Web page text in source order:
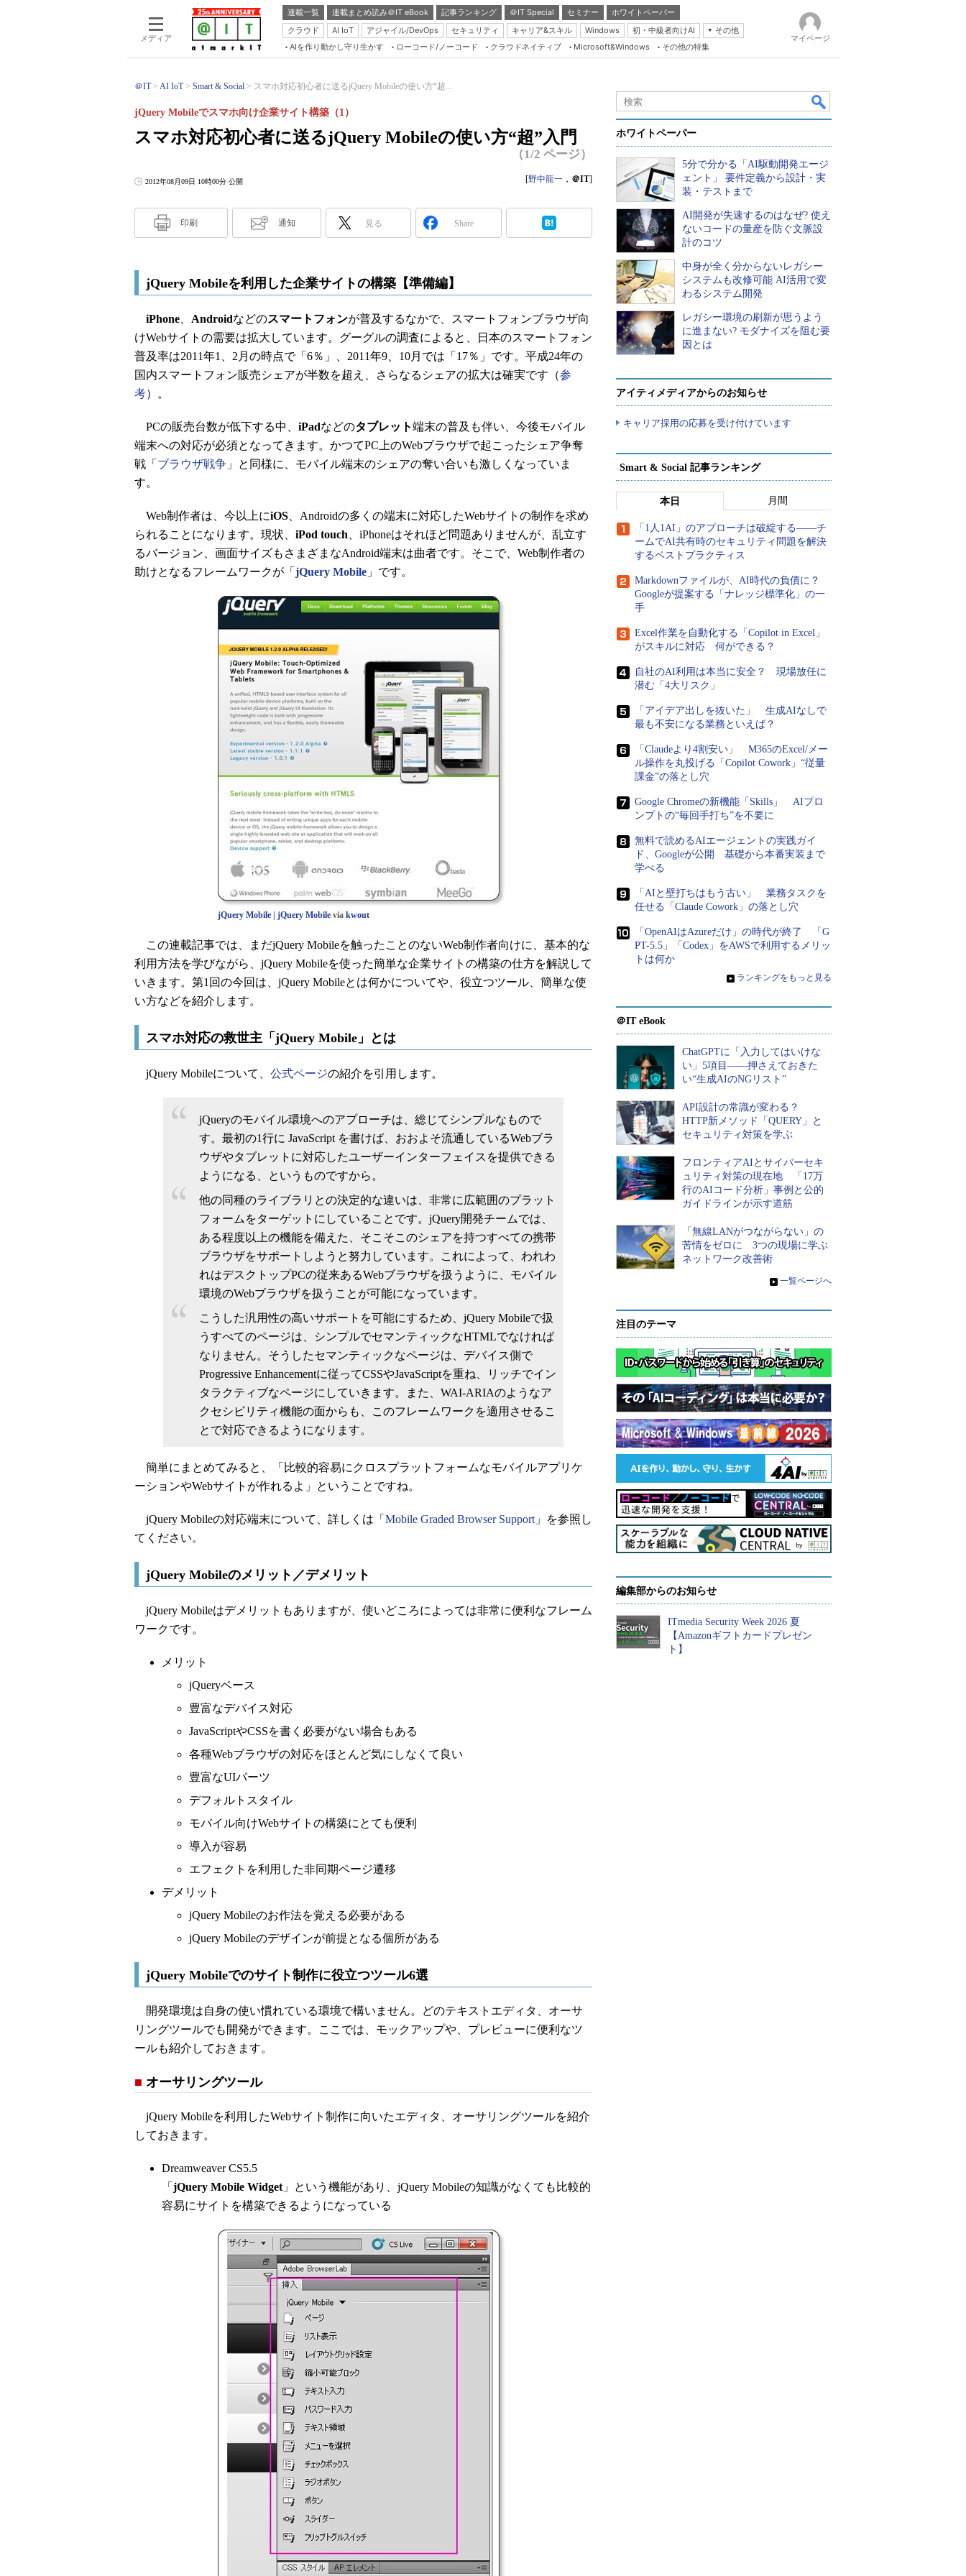
メディア
連載一覧 連載まとめ読み＠IT eBook 記事ランキング ＠IT Special セミナー
ホワイトペーパー
クラウド
AI IoT アジャイル/DevOps セキュリティ キャリア&スキル Windows 初・中級者向けAI
その他
Server & Storage
Java Agile
Database Expert
Master of IP Network
Security & Trust
AIを作り動かし守り生かす ローコード/ノーコード クラウドネイティブ Microsoft&Windows その他の特集
マイページ
＠IT AI IoT Smart & Social スマホ対応初心者に送るjQuery Mobileの使い方“超...
スマホ対応初心者に送るjQuery Mobileの使い方“超”入門
jQuery Mobileでスマホ向け企業サイト構築（1）
（1/2 ページ）
2012年08月09日 10時00分 公開 [野中龍一 ， ＠IT]
印刷 通知 見る Share
jQuery Mobileを利用した企業サイトの構築【準備編】
iPhone Androidなどのスマートフォンが普及するなかで、スマートフォンブラウザ向
けWebサイトの需要は拡大しています。グーグルの調査によると、日本のスマートフォン
普及率は2011年1、2月の時点で「6％」、2011年9、10月では「17％」です。平成24年の
国内スマートフォン販売シェアが半数を超え、さらなるシェアの拡大は確実です（参
考）。
PCの販売台数が低下する中、 iPadなどのタブレット端末の普及も伴い、今後モバイル
端末への対応が必須となってきます。かつてPC上のWebブラウザで起こったシェア争奪
戦「 ブラウザ戦争 」と同様に、モバイル端末のシェアの奪い合いも激しくなっていま
す。
Web制作者は、今以上にiOS 、Androidの多くの端末に対応したWebサイトの制作を求め
られることになります。現状、 iPod touch 、iPhoneはそれほど問題ありませんが、乱立す
るバージョン、画面サイズもさまざまなAndroid端末は曲者です。そこで、Web制作者の
助けとなるフレームワークが「 jQuery Mobile 」です。
jQuery Mobile | jQuery Mobilevia kwout
この連載記事では、まだjQuery Mobileを触ったことのないWeb制作者向けに、基本的な
利用方法を学びながら、jQuery Mobileを使った簡単な企業サイトの構築の仕方を解説して
いきます。第1回の今回は、jQuery Mobileとは何かについてや、役立つツール、簡単な使
い方などを紹介します。
スマホ対応の救世主「jQuery Mobile」とは
jQuery Mobileについて、 公式ページの紹介を引用します。
jQueryのモバイル環境へのアプローチは、総じてシンプルなもので
す。最初の1行に JavaScript を書けば、おおよそ流通しているWebブラ
ウザやタブレットに対応したユーザーインターフェイスを提供できる
ようになる、というものですから。
他の同種のライブラリとの決定的な違いは、非常に広範囲のプラット
フォームをターゲットにしていることです。jQuery開発チームでは、
ある程度以上の機能を備えた、そこそこのシェアを持つすべての携帯
ブラウザをサポートしようと努力しています。これによって、われわ
れはデスクトップPCの従来あるWebブラウザを扱うように、モバイル
環境のWebブラウザを扱うことが可能になっています。
こうした汎用性の高いサポートを可能にするため、jQuery Mobileで扱
うすべてのページは、シンプルでセマンティックなHTMLでなければ
なりません。そうしたセマンティックなページは、デバイス側で
Progressive Enhancementに従ってCSSやJavaScriptを重ね、リッチでイン
タラクティブなページにしていきます。また、WAI-ARIAのようなア
クセシビリティ機能の面からも、このフレームワークを適用させるこ
とで対応できるようになります。
簡単にまとめてみると、「比較的容易にクロスプラットフォームなモバイルアプリケ
ーションやWebサイトが作れるよ」ということですね。
jQuery Mobileの対応端末について、詳しくは「 Mobile Graded Browser Support 」を参照し
てください。
jQuery Mobileのメリット／デメリット
jQuery Mobileはデメリットもありますが、使いどころによっては非常に便利なフレーム
ワークです。
メリット
jQueryベース
豊富なデバイス対応
JavaScriptやCSSを書く必要がない場合もある
各種Webブラウザの対応をほとんど気にしなくて良い
豊富なUIパーツ
デフォルトスタイル
モバイル向けWebサイトの構築にとても便利
導入が容易
エフェクトを利用した非同期ページ遷移
デメリット
jQuery Mobileのお作法を覚える必要がある
jQuery Mobileのデザインが前提となる個所がある
jQuery Mobileでのサイト制作に役立つツール6選
開発環境は自身の使い慣れている環境で構いません。どのテキストエディタ、オーサ
リングツールでも開発ができます。ここでは、モックアップや、プレビューに便利なツ
ールも紹介しておきます。
■ オーサリングツール
jQuery Mobileを利用したWebサイト制作に向いたエディタ、オーサリングツールを紹介
しておきます。
Dreamweaver CS5.5
「 jQuery Mobile Widget 」という機能があり、jQuery Mobileの知識がなくても比較的
容易にサイトを構築できるようになっている
ホワイトペーパー
5分で分かる「AI駆動開発エージ
ェント」 要件定義から設計・実
装・テストまで
AI開発が失速するのはなぜ? 使え
ないコードの量産を防ぐ文脈設
計のコツ
中身が全く分からないレガシー
システムも改修可能 AI活用で変
わるシステム開発
レガシー環境の刷新が思うよう
に進まない? モダナイズを阻む要
因とは
アイティメディアからのお知らせ
キャリア採用の応募を受け付けています
Smart & Social 記事ランキング
本日 月間
「1人1AI」のアプローチは破綻する――チ
ームでAI共有時のセキュリティ問題を解決
するベストプラクティス
Markdownファイルが、AI時代の負債に？
Googleが提案する「ナレッジ標準化」の一
手
Excel作業を自動化する「Copilot in Excel」
がスキルに対応 何ができる？
自社のAI利用は本当に安全？ 現場放任に
潜む「4大リスク」
「アイデア出しを抜いた」 生成AIなしで
最も不安になる業務といえば？
「Claudeより4割安い」 M365のExcel/メー
ル操作を丸投げる「Copilot Cowork」“従量
課金”の落とし穴
Google Chromeの新機能「Skills」 AIプロ
ンプトの“毎回手打ち”を不要に
無料で読めるAIエージェントの実践ガイ
ド、Googleが公開 基礎から本番実装まで
学べる
「AIと壁打ちはもう古い」 業務タスクを
任せる「Claude Cowork」の落とし穴
「OpenAIはAzureだけ」の時代が終了 「G
PT-5.5」「Codex」をAWSで利用するメリッ
トは何か
» ランキングをもっと見る
＠IT eBook
ChatGPTに「入力してはいけな
い」5項目――押さえておきた
い“生成AIのNGリスト”
API設計の常識が変わる？
HTTP新メソッド「QUERY」と
セキュリティ対策を学ぶ
フロンティアAIとサイバーセキ
ュリティ対策の現在地 「17万
行のAIコード分析」事例と公的
ガイドラインが示す道筋
「無線LANがつながらない」の
苦情をゼロに 3つの現場に学ぶ
ネットワーク改善術
» 一覧ページへ
注目のテーマ
編集部からのお知らせ
ITmedia Security Week 2026 夏
【Amazonギフトカードプレゼン
ト】